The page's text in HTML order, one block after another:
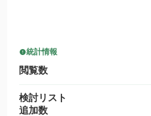
統計情報
閲覧数
検討リスト
追加数